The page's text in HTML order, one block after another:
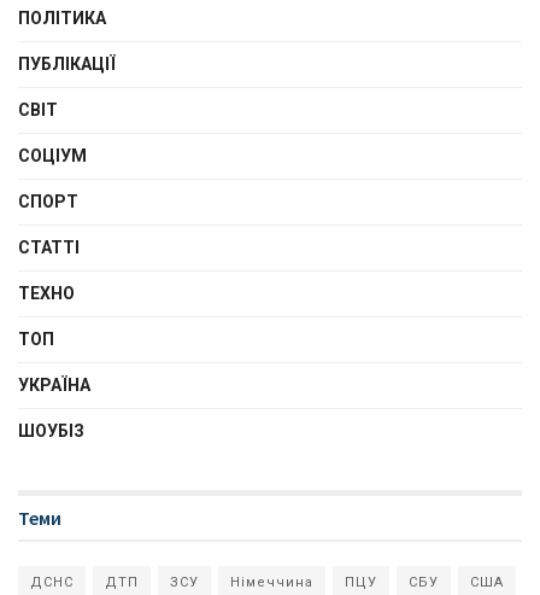
ПОЛІТИКА
ПУБЛІКАЦІЇ
СВІТ
СОЦІУМ
СПОРТ
СТАТТІ
ТЕХНО
ТОП
УКРАЇНА
ШОУБІЗ
Теми
ДСНС ДТП ЗСУ Німеччина ПЦУ СБУ США